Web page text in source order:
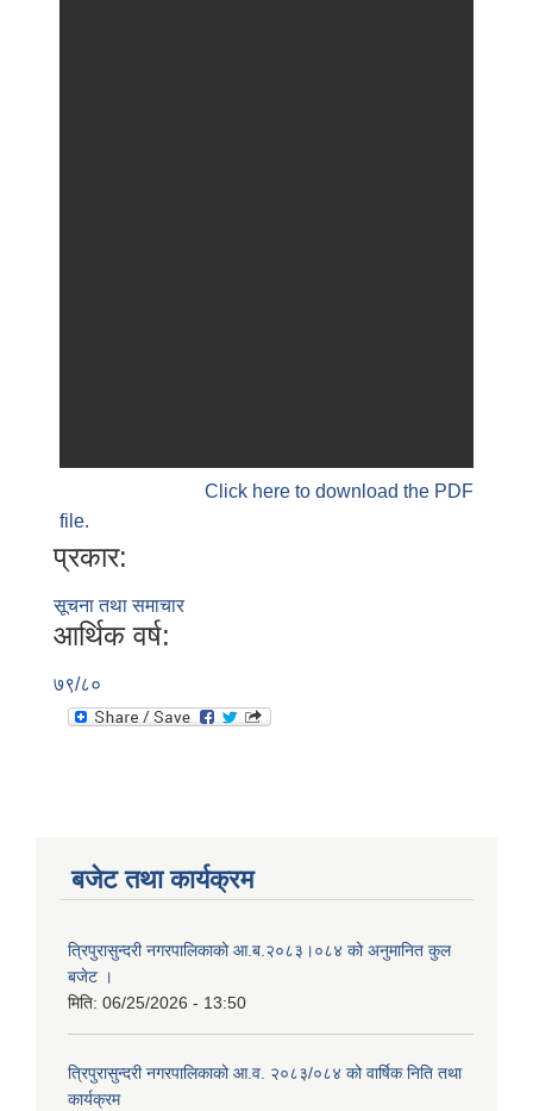
Click here to download the PDF
file.
प्रकार:
सूचना तथा समाचार
आर्थिक वर्ष:
७९/८०
बजेट तथा कार्यक्रम
त्रिपुरासुन्दरी नगरपालिकाको आ.ब.२०८३।०८४ को अनुमानित कुल
बजेट ।
मिति: 06/25/2026 - 13:50
त्रिपुरासुन्दरी नगरपालिकाको आ.व. २०८३/०८४ को वार्षिक निति तथा
कार्यक्रम